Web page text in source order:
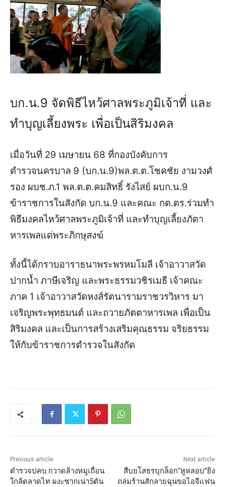
บก.น.9 จัดพิธีไหว้ศาลพระภูมิเจ้าที่ และ
ทำบุญเลี้ยงพระ เพื่อเป็นสิริมงคล
เมื่อวันที่ 29 เมษายน 68 ที่กองบังคับการ
ตำรวจนครบาล 9 (บก.น.9)พล.ต.ต.โชคชัย งามวงศ์
รอง ผบช.ภ.1 พล.ต.ต.คมสิทธิ์ รังไสย์ ผบก.น.9
ข้าราชการในสังกัด บก.น.9 และคณะ กต.ตร.ร่วมทำ
พิธีมงคลไหว้ศาลพระภูมิเจ้าที่ และทำบุญเลี้ยงภัตา
หารเพลแด่พระภิกษุสงฆ์
ทั้งนี้ได้กราบอาราธนาพระพรหมโมลี เจ้าอาวาสวัด
ปากน้ำ ภาษีเจริญ และพระธรรมวชิรเมธี เจ้าคณะ
ภาค 1 เจ้าอาวาสวัดหงส์รัตนารามราชวรวิหาร มา
เจริญพระพุทธมนต์ และถวายภัตตาหารเพล เพื่อเป็น
สิริมงคล และเป็นการสร้างเสริมคุณธรรม จริยธรรม
ให้กับข้าราชการตำรวจในสังกัด
Previous article
ตำรวจปคบ.กวาดล้างหมูเถื่อน
ใกล้ตลาดไท ผงะซากเน่า5ตัน
Next article
สืบยโสธรบุกล็อก“หูหลอบ”ยิง
ถล่มร้านสักลายฉุนขอไอจีแฟน